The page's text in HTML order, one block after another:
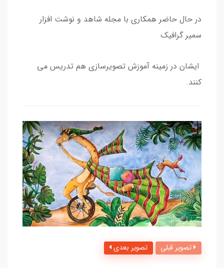
در حال حاضر همکاری با مجله شاهد و نوشت افزار
سمیر گرافیک
ایشان در زمینه آموزش تصویرسازی هم تدریس می
کنند.
تصویر قبلی تصویر بعدی